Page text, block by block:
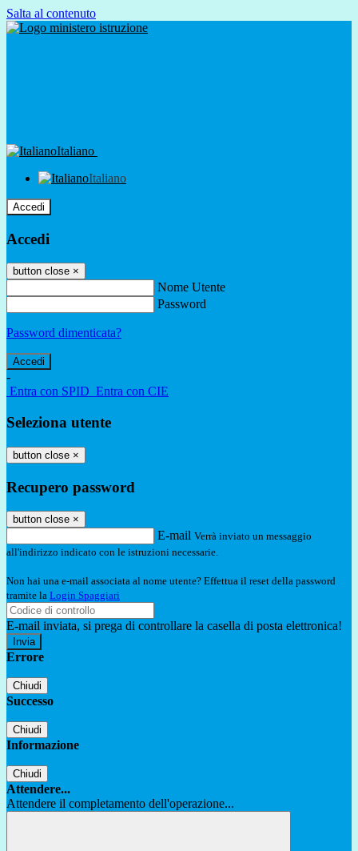
Salta al contenuto
Italiano
Italiano
Accedi
Accedi
button close ×
Nome Utente
Password
Password dimenticata?
-
Entra con SPID Entra con CIE
Seleziona utente
button close ×
Recupero password
button close ×
E-mail Verrà inviato un messaggio
all'indirizzo indicato con le istruzioni necessarie.
Non hai una e-mail associata al nome utente? Effettua il reset della password
tramite la Login Spaggiari
E-mail inviata, si prega di controllare la casella di posta elettronica!
Errore
Chiudi
Successo
Chiudi
Informazione
Chiudi
Attendere...
Attendere il completamento dell'operazione...